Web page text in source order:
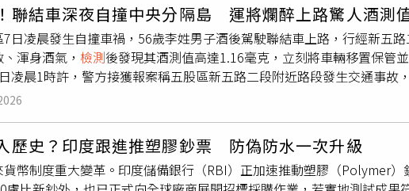
可能再次攻擊居民，因此呼籲民眾近期提高警覺，避免單獨靠近樹林
情況，應立即通報相關單位。目前，天比拉漢40所停課學校已連續3
沒有新的攻擊事件，且社區安全無虞，學校將於下週一恢復正常上課
地已完全脫離猴群攻擊威脅為止。猴群襲人事件引發地方恐慌，40所
出沒。（圖／翻攝自X，@trtworld）
低故障風險。她指出，行政院將持續強化基礎設施維護及各項緊急應
府總預算審議，支持行政院設備更新及維運經費，確保政府機關日常
聯結車深夜自撞中央分隔島 運將爛醉上路驚人酒測
日凌晨發生自撞車禍，56歲李姓男子酒後駕駛聯結車上路，行經新五
渾身酒氣， 檢測後發現其酒測值高達1.16毫克，立刻將車輛移置保管
凌晨1時許，警方接獲報案稱五股區新五路二段附近路段發生交通事故
隊警力，立刻趕赴現場處置並了解狀況。警方調查，李男當時駕駛聯
，途中因不明原因自撞分隔島，強大撞擊力道造成車體與路緣受損，所
12萬元以下罰鍰外，並執行當場移置保管該聯結車輛及吊扣其駕駛執照
歷史？印度跟進推塑膠鈔票 防偽防水一次升級
幣制度重大變革。印度儲備銀行（RBI）正加速推動塑膠（Polymer